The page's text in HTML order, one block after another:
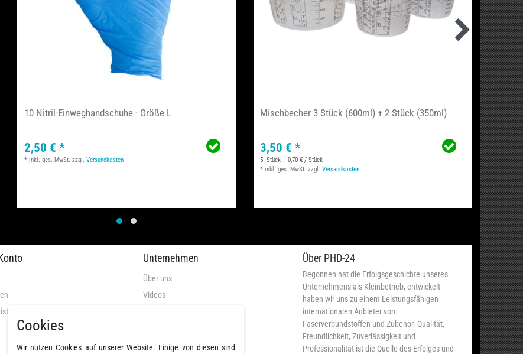
10 Nitril-Einweghandschuhe - Größe L
2,50 € *
* inkl. ges. MwSt. zzgl. Versandkosten
Mischbecher 3 Stück (600ml) + 2 Stück (350ml)
3,50 € *
5 Stück | 0,70 € / Stück
* inkl. ges. MwSt. zzgl. Versandkosten
Uni-
4,50
*inkl.
Unternehmen
Über uns
Videos
Widerrufsrecht
Über PHD-24
Begonnen hat die Erfolgsgeschichte unseres
Unternehmens als Kleinbetrieb, entwickelt
haben wir uns zu einem Leistungsfähigen
internationalen Anbieter von
Faserverbundstoffen und Zubehör. Qualität,
Freundlichkeit, Zuverlässigkeit und
Professionalität ist die Quelle des Erfolges und
Cookies
Wir nutzen Cookies auf unserer Website. Einige von diesen sind